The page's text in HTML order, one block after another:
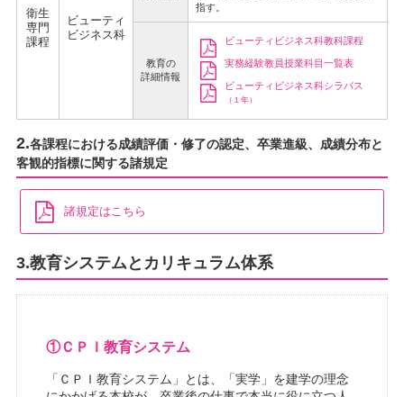
衛生
専門
課程
ビューティ
ビジネス科
指す。
教育の
詳細情報
ビューティビジネス科教科課程
実務経験教員授業科目一覧表
ビューティビジネス科シラバス
（１年）
2.各課程における成績評価・修了の認定、卒業進級、成績分布と
客観的指標に関する諸規定
諸規定はこちら
3.教育システムとカリキュラム体系
①ＣＰＩ教育システム
「ＣＰＩ教育システム」とは、「実学」を建学の理念